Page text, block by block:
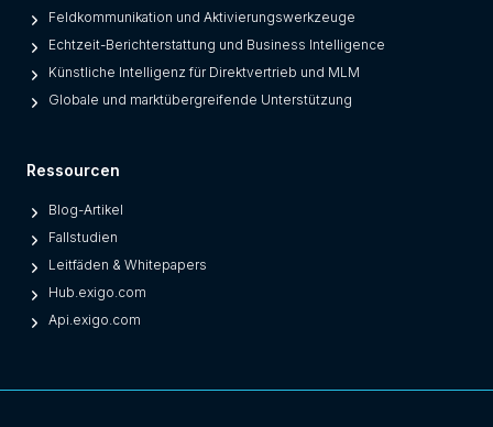
Feldkommunikation und Aktivierungswerkzeuge
Echtzeit-Berichterstattung und Business Intelligence
Künstliche Intelligenz für Direktvertrieb und MLM
Globale und marktübergreifende Unterstützung
Ressourcen
Blog-Artikel
Fallstudien
Leitfäden & Whitepapers
Hub.exigo.com
Api.exigo.com